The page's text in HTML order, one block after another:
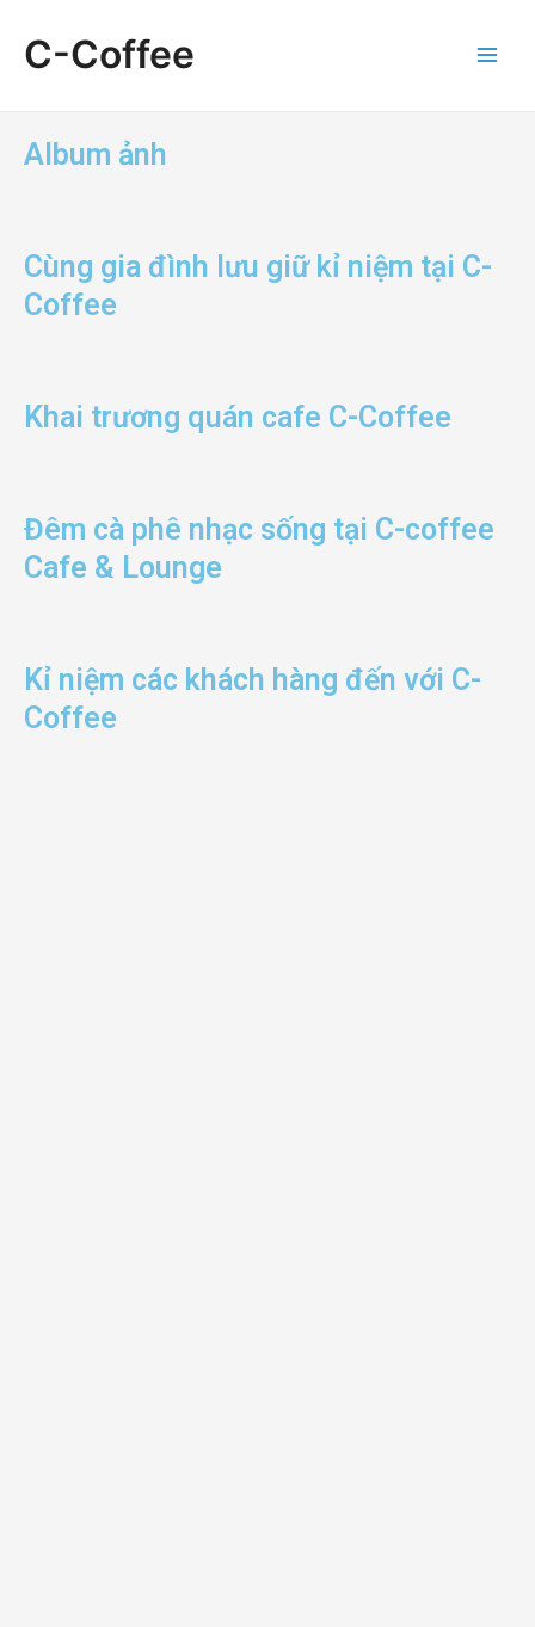
contentC-Coffee
Menu
Album ảnh
Cùng gia đình lưu giữ kỉ niệm tại C-
Coffee
Khai trương quán cafe C-Coffee
Đêm cà phê nhạc sống tại C-coffee
Cafe & Lounge
Kỉ niệm các khách hàng đến với C-
Coffee